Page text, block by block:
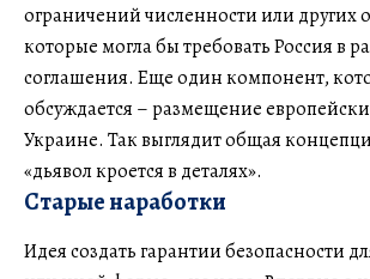
ограничений численности или других
которые могла бы требовать Россия в
соглашения. Еще один компонент,
обсуждается – размещение
Украине. Так выглядит общая
«дьявол кроется в деталях».
Старые наработки
Идея создать гарантии безопасности